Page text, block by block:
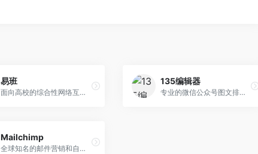
易班
面向高校的综合性网络互动社区和教育信息化平台
135编辑器
专业的微信公众号图文排版工具，提供丰富的模板和素材
Mailchimp
全球知名的邮件营销和自动化营销平台，提供全面的营销解决方案